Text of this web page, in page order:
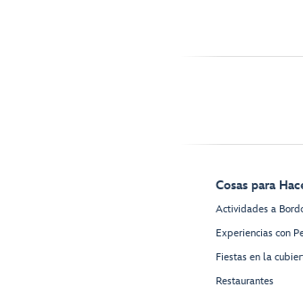
Cosas para
Actividades a
Experiencias con
Fiestas en la
Restaurantes